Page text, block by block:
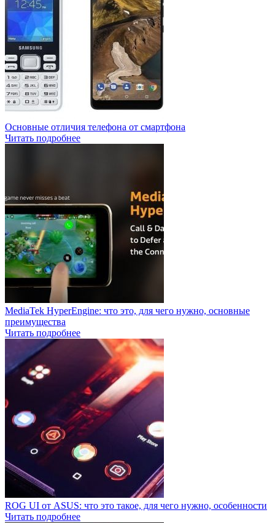
Основные отличия телефона от смартфона
Читать подробнее
MediaTek HyperEngine: что это, для чего нужно, основные
преимущества
Читать подробнее
ROG UI от ASUS: что это такое, для чего нужно, особенности
Читать подробнее